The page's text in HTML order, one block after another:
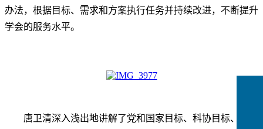
办法，根据目标、需求和方案执行任务并持续改进，不断提升
学会的服务水平。
唐卫清深入浅出地讲解了党和国家目标、科协目标、学会